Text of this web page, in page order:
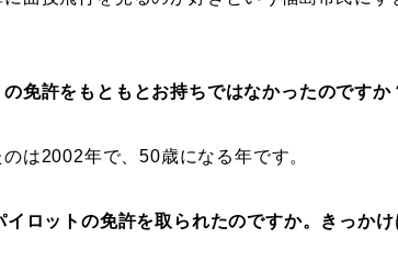
免許をもともとお持ちではなかったのですか
は2002年で、50歳になる年です。
ロットの免許を取られたのですか。きっかけ